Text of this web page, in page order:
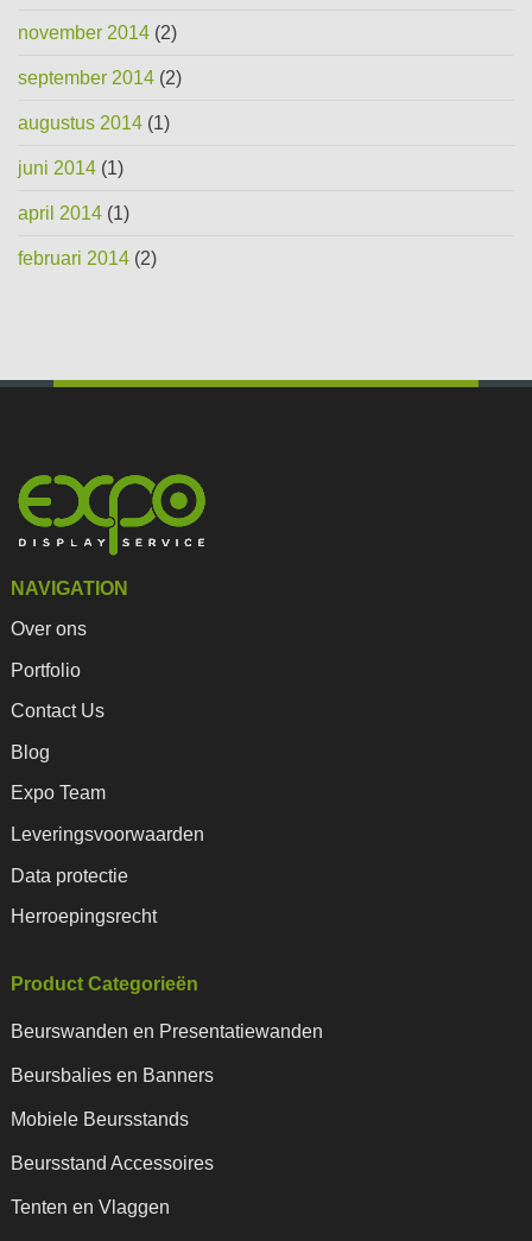
november 2014 (2)
september 2014 (2)
augustus 2014 (1)
juni 2014 (1)
april 2014 (1)
februari 2014 (2)
NAVIGATION
Over ons
Portfolio
Contact Us
Blog
Expo Team
Leveringsvoorwaarden
Data protectie
Herroepingsrecht
Product Categorieën
Beurswanden en Presentatiewanden
Beursbalies en Banners
Mobiele Beursstands
Beursstand Accessoires
Tenten en Vlaggen